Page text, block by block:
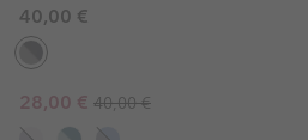
40,00 €
Sale price:
28,00 € Regular price:
40,00 €